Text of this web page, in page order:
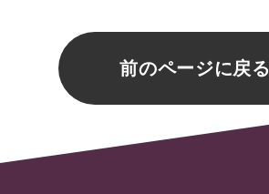
前のページに戻る